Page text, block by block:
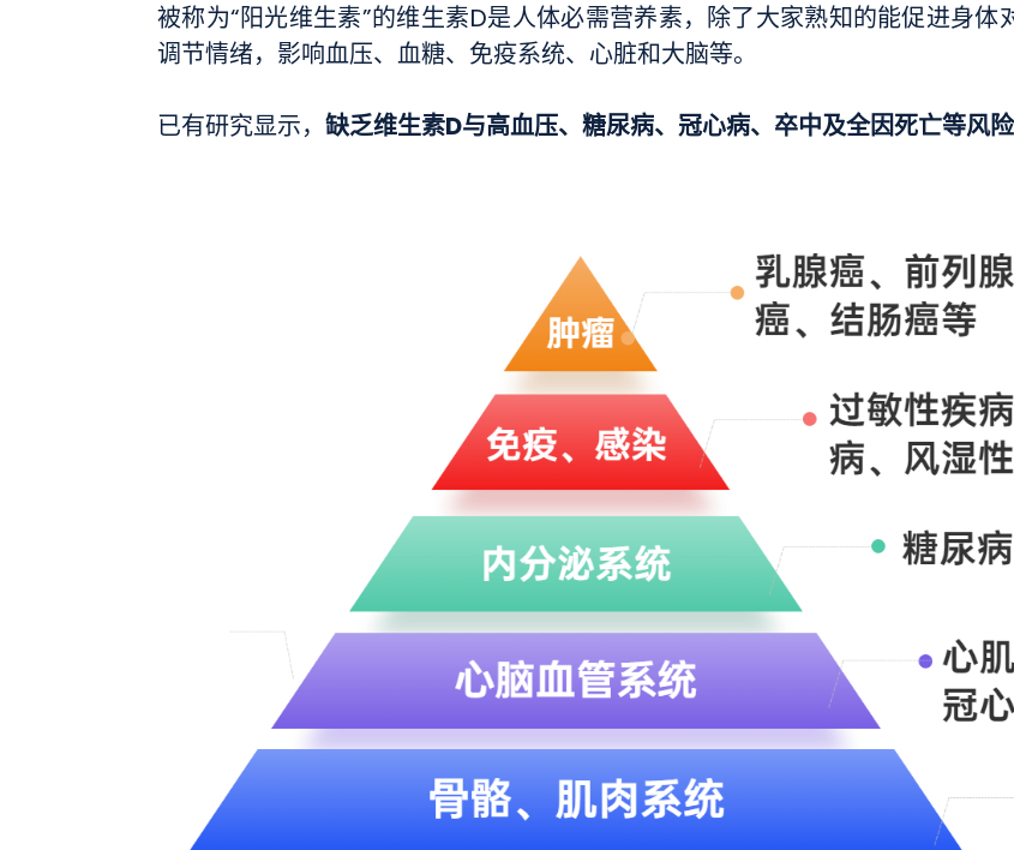
被称为“阳光维生素”的维生素D是人体必需营养素，除了大家熟知的能促进身
调节情绪，影响血压、血糖、免疫系统、心脏和大脑等。
已有研究显示， 缺乏维生素D与高血压、糖尿病、冠心病、卒中及全因死亡等风